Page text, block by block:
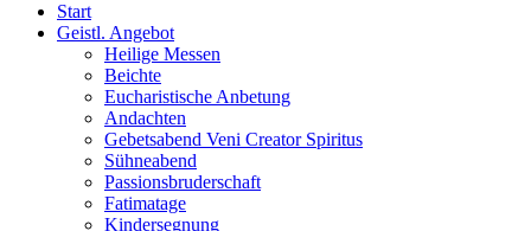
Start
Geistl. Angebot
Heilige Messen
Beichte
Eucharistische Anbetung
Andachten
Gebetsabend Veni Creator Spiritus
Sühneabend
Passionsbruderschaft
Fatimatage
Kindersegnung